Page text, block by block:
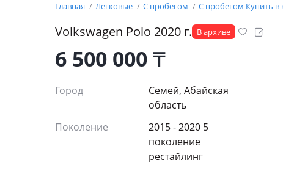
Главная Легковые С пробегом С пробегом Купить в
Volkswagen Polo 2020 г. В архиве
6 500 000₸
Город
Семей, Абайская
область
Поколение
2015 - 2020 5
поколение
рестайлинг